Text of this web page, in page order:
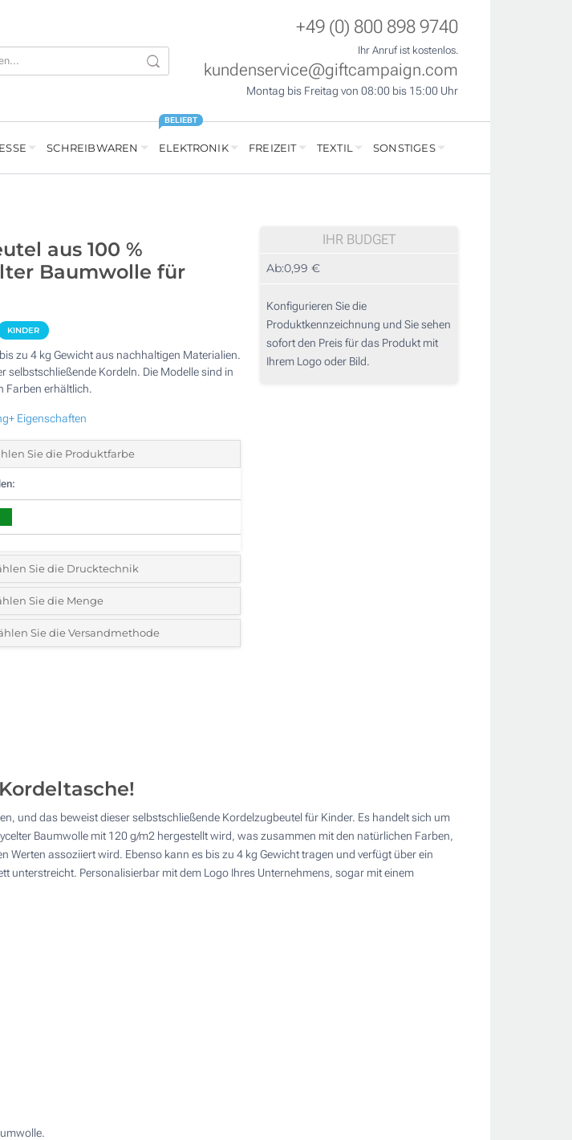
+49 (0) 800 898 9740
Ihr Anruf ist kostenlos.
kundenservice@giftcampaign.com
Montag bis Freitag von 08:00 bis 15:00 Uhr
SCHREIBWAREN ELEKTRONIK
BELIEBT
FREIZEIT TEXTIL SONSTIGES
aus 100 %
Baumwolle für
KINDER
zu 4 kg Gewicht aus nachhaltigen Materialien.
selbstschließende Kordeln. Die Modelle sind in
Farben erhältlich.
+ Eigenschaften
Sie die Produktfarbe
Sie die Drucktechnik
die Druck- und Farbtechniken für Ihr Logo:
einer Seite)
in Vollfarbe (Auf einer Seite)
Sie die Menge
Sie Ihre gewünschte Menge
Menge :
Aktualisieren
Sie die Versandmethode
IHR BUDGET
Ab:0,99 €
Konfigurieren Sie die
Produktkennzeichnung und Sie sehen
sofort den Preis für das Produkt mit
Ihrem Logo oder Bild.
und das beweist dieser selbstschließende Kordelzugbeutel für Kinder. Es handelt sich um
Baumwolle mit 120 g/m2 hergestellt wird, was zusammen mit den natürlichen Farben,
assoziiert wird. Ebenso kann es bis zu 4 kg Gewicht tragen und verfügt über ein
unterstreicht. Personalisierbar mit dem Logo Ihres Unternehmens, sogar mit einem